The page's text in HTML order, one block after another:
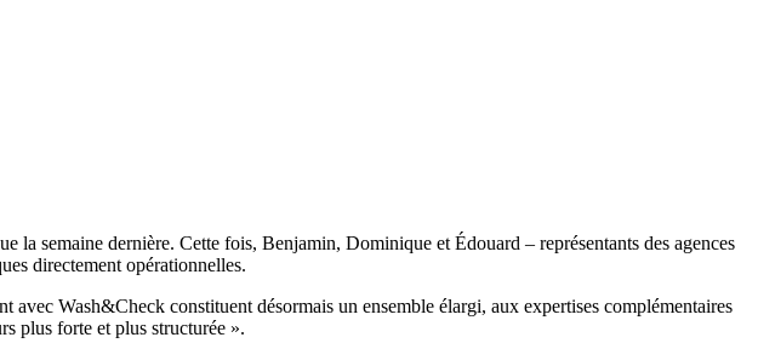
la semaine dernière. Cette fois, Benjamin, Dominique et Édouard – représentants des agences
directement opérationnelles.
Wash&Check constituent désormais un ensemble élargi, aux expertises complémentaires
plus forte et plus structurée ».